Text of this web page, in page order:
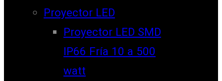
Proyector LED
Proyector LED SMD
IP66 Fría 10 a 500
watt